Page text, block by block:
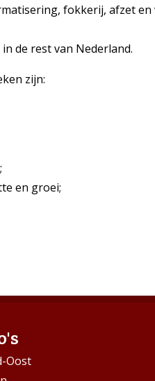
fokkerij, afzet
de rest van Nederland.
zijn:
en groei;
Oost